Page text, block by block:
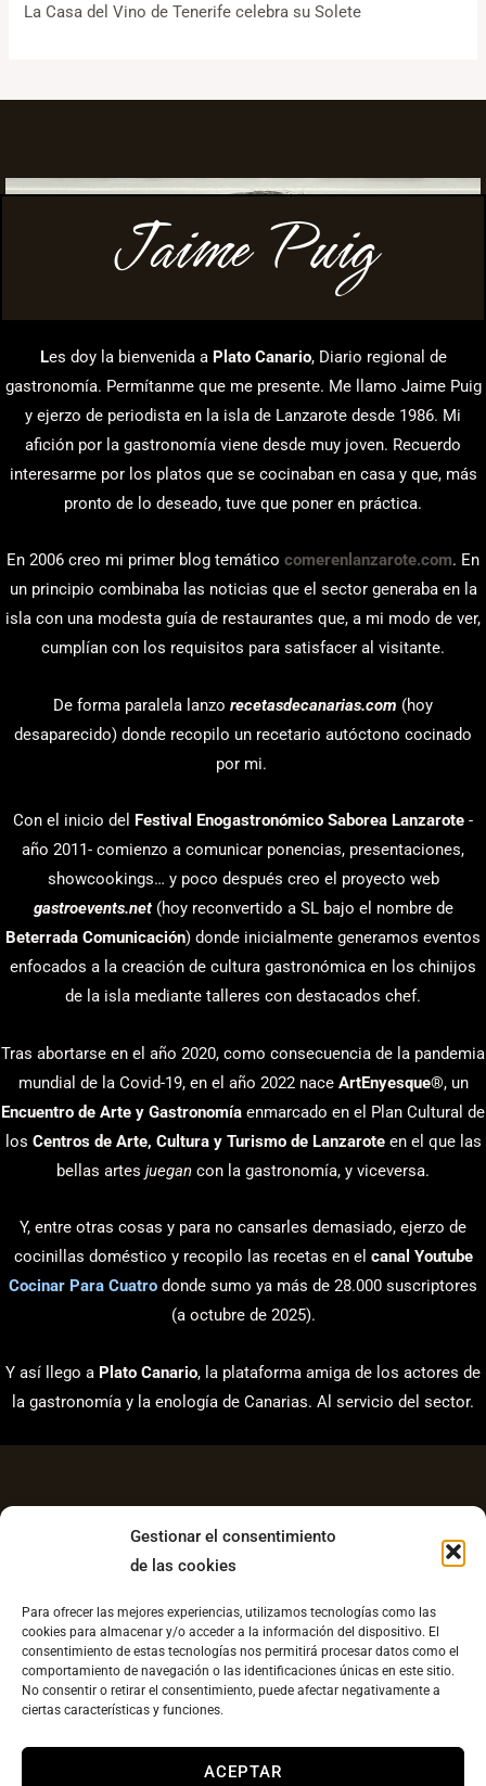
Gestionar el consentimiento
de las cookies
Para ofrecer las mejores experiencias, utilizamos tecnologías como las
cookies para almacenar y/o acceder a la información del dispositivo. El
consentimiento de estas tecnologías nos permitirá procesar datos como el
comportamiento de navegación o las identificaciones únicas en este sitio.
No consentir o retirar el consentimiento, puede afectar negativamente a
ciertas características y funciones.
ACEPTAR
La Casa del Vino de Tenerife celebra su Solete
Jaime Puig
Les doy la bienvenida a Plato Canario, Diario regional de
gastronomía. Permítanme que me presente. Me llamo Jaime Puig
y ejerzo de periodista en la isla de Lanzarote desde 1986. Mi
afición por la gastronomía viene desde muy joven. Recuerdo
interesarme por los platos que se cocinaban en casa y que, más
pronto de lo deseado, tuve que poner en práctica.
En 2006 creo mi primer blog temático comerenlanzarote.com. En
un principio combinaba las noticias que el sector generaba en la
isla con una modesta guía de restaurantes que, a mi modo de ver,
cumplían con los requisitos para satisfacer al visitante.
De forma paralela lanzo recetasdecanarias.com (hoy
desaparecido) donde recopilo un recetario autóctono cocinado
por mi.
Con el inicio del Festival Enogastronómico Saborea Lanzarote -
año 2011- comienzo a comunicar ponencias, presentaciones,
showcookings… y poco después creo el proyecto web
gastroevents.net(hoy reconvertido a SL bajo el nombre de
Beterrada Comunicación) donde inicialmente generamos eventos
enfocados a la creación de cultura gastronómica en los chinijos
de la isla mediante talleres con destacados chef.
Tras abortarse en el año 2020, como consecuencia de la pandemia
mundial de la Covid-19, en el año 2022 nace ArtEnyesque®, un
Encuentro de Arte y Gastronomía enmarcado en el Plan Cultural de
los Centros de Arte, Cultura y Turismo de Lanzaroteen el que las
bellas artes juegan con la gastronomía, y viceversa.
Y, entre otras cosas y para no cansarles demasiado, ejerzo de
cocinillas doméstico y recopilo las recetas en el canal Youtube
Cocinar Para Cuatro donde sumo ya más de 28.000 suscriptores
(a octubre de 2025).
Y así llego a Plato Canario, la plataforma amiga de los actores de
la gastronomía y la enología de Canarias. Al servicio del sector.
Política de Privacidad
Contacto
Política de cookies UE
Copyright © 2026 Plato Canario |Diseño web
llesestudiocreatvo.com